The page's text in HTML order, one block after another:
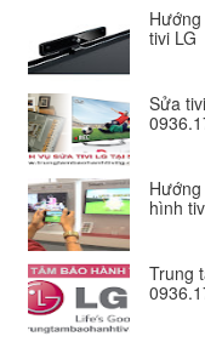
tivi LG
Sửa
hình
Trung